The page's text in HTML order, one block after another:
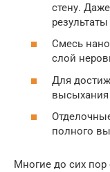
стену.
Смесь
слой
Для
высыхания
полного
Многие до сих пор